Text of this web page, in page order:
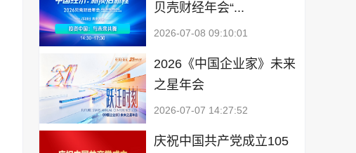
贝壳财经年会“...
2026-07-08 09:10:01
2026《中国企业家》未来
之星年会
2026-07-07 14:27:52
庆祝中国共产党成立105